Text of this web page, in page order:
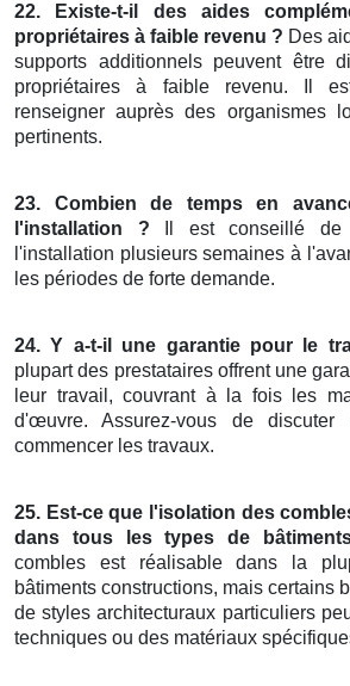
22. Existe-t-il des aides
propriétaires à faible revenu ? Des
supports additionnels peuvent être
propriétaires à faible revenu. Il
renseigner auprès des organismes
pertinents.
23. Combien de temps en
l'installation ? Il est conseillé de
l'installation plusieurs semaines à
les périodes de forte demande.
24. Y a-t-il une garantie pour le
plupart des prestataires offrent une
leur travail, couvrant à la fois les
d'œuvre. Assurez-vous de
commencer les travaux.
25. Est-ce que l'isolation des
dans tous les types de
combles est réalisable dans la
bâtiments constructions, mais certains
de styles architecturaux particuliers
techniques ou des matériaux